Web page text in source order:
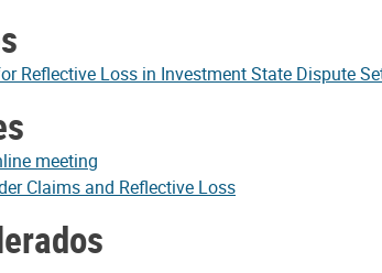
Reflective Loss in Investment State Dispute
meeting
Claims and Reflective Loss